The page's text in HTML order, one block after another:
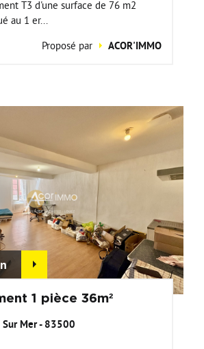
T3 d'une surface de 76 m2
au 1 er...
Proposé par
ACOR'IMMO
1 pièce 36m²
Sur Mer - 83500